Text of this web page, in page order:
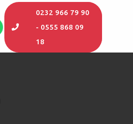
0232 966 79 90
- 0555 868 09
18